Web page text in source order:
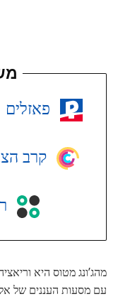
פאזלים
קרב
מהג’ונג מטוס היא
עם מסעות העננים של